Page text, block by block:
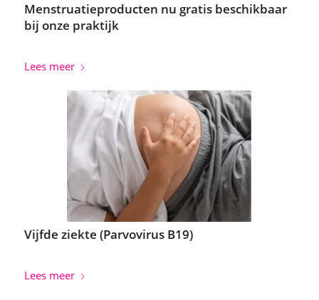
Menstruatieproducten nu gratis beschikbaar
bij onze praktijk
Lees meer
Vijfde ziekte (Parvovirus B19)
Lees meer